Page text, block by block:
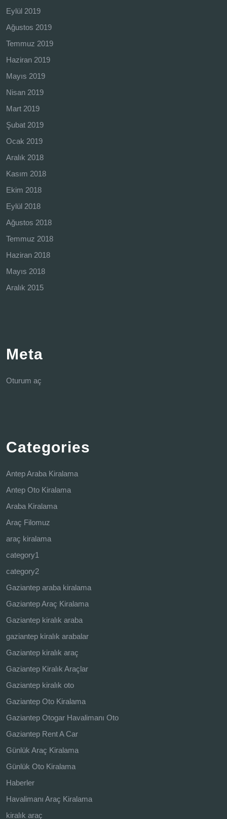
Eylül 2019
Ağustos 2019
Temmuz 2019
Haziran 2019
Mayıs 2019
Nisan 2019
Mart 2019
Şubat 2019
Ocak 2019
Aralık 2018
Kasım 2018
Ekim 2018
Eylül 2018
Ağustos 2018
Temmuz 2018
Haziran 2018
Mayıs 2018
Aralık 2015
Meta
Oturum aç
Categories
Antep Araba Kiralama
Antep Oto Kiralama
Araba Kiralama
Araç Filomuz
araç kiralama
category1
category2
Gaziantep araba kiralama
Gaziantep Araç Kiralama
Gaziantep kiralık araba
gaziantep kiralık arabalar
Gaziantep kiralık araç
Gaziantep Kiralık Araçlar
Gaziantep kiralık oto
Gaziantep Oto Kiralama
Gaziantep Otogar Havalimanı Oto
Gaziantep Rent A Car
Günlük Araç Kiralama
Günlük Oto Kiralama
Haberler
Havalimanı Araç Kiralama
kiralık araç